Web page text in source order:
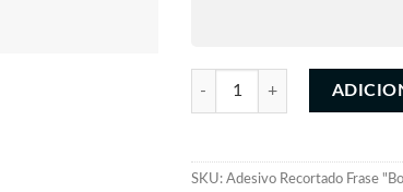
Adesivo Recortado Frase
SKU: Adesivo Recortado Frase